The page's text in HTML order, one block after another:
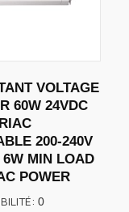
VOLTAGE
60W 24VDC
200-240V
6W MIN LOAD
POWER
0